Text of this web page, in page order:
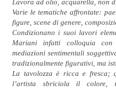
Lavora ad olio, acquarella, non
Varie le tematiche affrontate:
figure, scene di genere,
Condizionano i suoi lavori
Mariani infatti colloquia
mediazioni sentimentali
tradizionalmente figurativi, ma
La tavolozza è ricca e fresca;
l’artista sbriciola il colore,